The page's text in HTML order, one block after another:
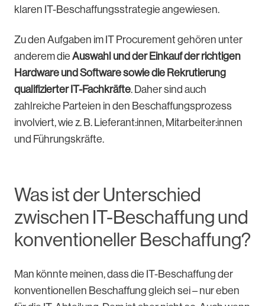
klaren IT-Beschaffungsstrategie angewiesen.
Zu den Aufgaben im IT Procurement gehören unter
anderem die Auswahl und der Einkauf der richtigen
Hardware und Software sowie die Rekrutierung
qualifizierter IT-Fachkräfte. Daher sind auch
zahlreiche Parteien in den Beschaffungsprozess
involviert, wie z. B. Lieferant:innen, Mitarbeiter:innen
und Führungskräfte.
Was ist der Unterschied
zwischen IT-Beschaffung und
konventioneller Beschaffung?
Man könnte meinen, dass die IT-Beschaffung der
konventionellen Beschaffung gleich sei – nur eben